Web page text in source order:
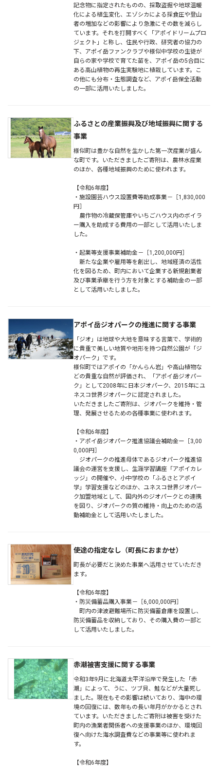
記念物に指定されたものの、採取盗掘や地球温暖
化による植生変化、エゾシカによる採食圧や登山
者の増加などの影響により急激にその数を減らし
ています。それを打開すべく「アポイドリームプロ
ジェクト」と称し、住民や行政、研究者の協力の
下、アポイ岳ファンクラブや様似中学校の生徒が
自らの家や学校で育てた苗を、アポイ岳の5合目に
ある高山植物の再生実験地に植栽しています。こ
の他にも分布・生態調査など、アポイ岳保全活動
の一部に活用いたしました。
ふるさとの産業振興及び地域振興に関する
事業
様似町は豊かな自然を生かした第一次産業が盛ん
な町です。いただきましたご寄附は、農林水産業
のほか、各種地域振興のために使われます。
【令和6年度】
・施設園芸ハウス設置費等助成事業－［1,830,000
円］
農作物の冷蔵保管庫やいちごハウス内のボイラ
ー購入を助成する費用の一部として活用いたしま
した。
・起業等支援事業補助金－［1,200,000円］
新たな企業や雇用等を創出し、地域経済の活性
化を図るため、町内において企業する新規創業者
及び事業承継を行う方を対象とする補助金の一部
として活用いたしました。
アポイ岳ジオパークの推進に関する事業
「ジオ」は地球や大地を意味する言葉で、学術的
に貴重で美しい地質や地形を持つ自然公園が「ジ
オパーク」です。
様似町ではアポイの「かんらん岩」や高山植物な
どの貴重な自然が評価され、「アポイ岳ジオパー
ク」として2008年に日本ジオパーク、2015年にユ
ネスコ世界ジオパークに認定されました。
いただきましたご寄附は、ジオパークを維持・管
理、発展させるための各種事業に使われます。
【令和6年度】
・アポイ岳ジオパーク推進協議会補助金ー［3,00
0,000円］
ジオパークの推進母体であるジオパーク推進協
議会の運営を支援し、生涯学習講座「アポイカレ
ッジ」の開催や、小中学校の「ふるさとアポイ
学」学習支援などのほか、ユネスコ世界ジオパー
ク加盟地域として、国内外のジオパークとの連携
を図り、ジオパークの質の維持・向上のための活
動補助金として活用いたしました。
使途の指定なし（町長におまかせ）
町長が必要だと決めた事業へ活用させていただき
ます。
【令和6年度】
・防災備蓄品購入事業－［6,000,000円］
町内の津波避難場所に防災備蓄倉庫を設置し、
防災備蓄品を収納しており、その購入費の一部と
して活用いたしました。
赤潮被害支援に関する事業
令和3年9月に北海道太平洋沿岸で発生した「赤
潮」によって、うに、ツブ貝、鮭などが大量死し
ました。現在もその影響は続いており、海中の環
境の回復には、数年もの長い年月がかかるとされ
ています。いただきましたご寄附は被害を受けた
町内の漁業者関係者への支援事業のほか、環境回
復へ向けた海水調査費などの事業等に使われま
す。
【令和6年度】